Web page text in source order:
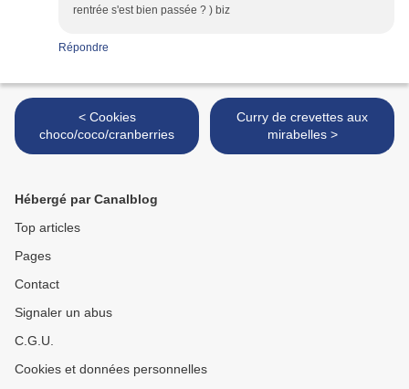
rentrée s'est bien passée ? ) biz
Répondre
< Cookies
choco/coco/cranberries
Curry de crevettes aux
mirabelles >
Hébergé par Canalblog
Top articles
Pages
Contact
Signaler un abus
C.G.U.
Cookies et données personnelles